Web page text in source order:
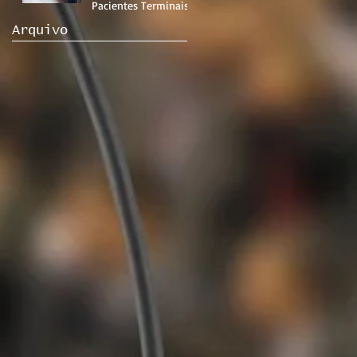
Pacientes Terminais
Arquivo